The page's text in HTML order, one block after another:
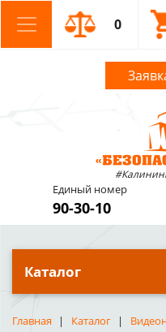
0
Единый номер
90-30-10
Каталог
Главная Каталог